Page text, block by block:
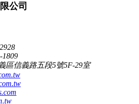
公司
1809
區信義路五段5號5F-29室